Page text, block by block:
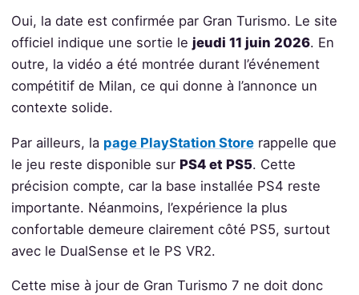
Oui, la date est confirmée par Gran Turismo. Le site
officiel indique une sortie le jeudi 11 juin 2026. En
outre, la vidéo a été montrée durant l’événement
compétitif de Milan, ce qui donne à l’annonce un
contexte solide.
Par ailleurs, la page PlayStation Storerappelle que
le jeu reste disponible sur PS4 et PS5. Cette
précision compte, car la base installée PS4 reste
importante. Néanmoins, l’expérience la plus
confortable demeure clairement côté PS5, surtout
avec le DualSense et le PS VR2.
Cette mise à jour de Gran Turismo 7 ne doit donc